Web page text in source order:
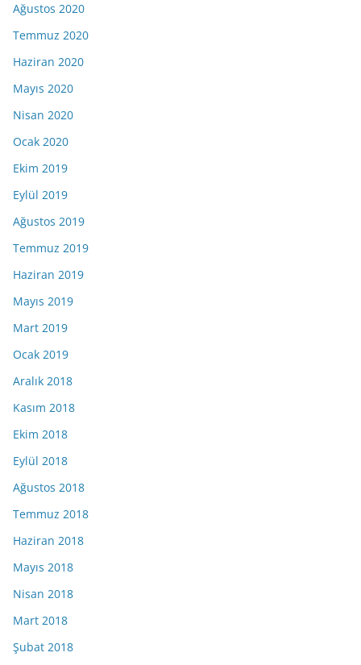
Ağustos 2020
Temmuz 2020
Haziran 2020
Mayıs 2020
Nisan 2020
Ocak 2020
Ekim 2019
Eylül 2019
Ağustos 2019
Temmuz 2019
Haziran 2019
Mayıs 2019
Mart 2019
Ocak 2019
Aralık 2018
Kasım 2018
Ekim 2018
Eylül 2018
Ağustos 2018
Temmuz 2018
Haziran 2018
Mayıs 2018
Nisan 2018
Mart 2018
Şubat 2018